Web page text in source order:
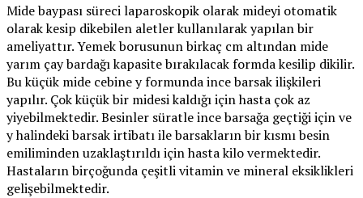
Mide baypası süreci laparoskopik olarak mideyi otomatik
olarak kesip dikebilen aletler kullanılarak yapılan bir
ameliyattır. Yemek borusunun birkaç cm altından mide
yarım çay bardağı kapasite bırakılacak formda kesilip dikilir.
Bu küçük mide cebine y formunda ince barsak ilişkileri
yapılır. Çok küçük bir midesi kaldığı için hasta çok az
yiyebilmektedir. Besinler süratle ince barsağa geçtiği için ve
y halindeki barsak irtibatı ile barsakların bir kısmı besin
emiliminden uzaklaştırıldı için hasta kilo vermektedir.
Hastaların birçoğunda çeşitli vitamin ve mineral eksiklikleri
gelişebilmektedir.